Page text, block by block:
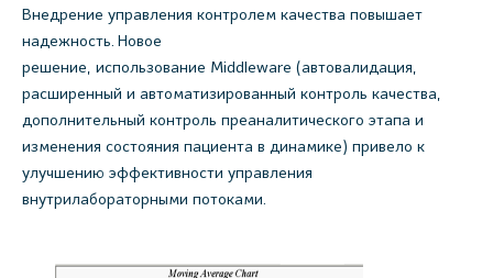
Внедрение управления контролем качества повышает
надежность. Новое
решение, использование Middleware (автовалидация,
расширенный и автоматизированный контроль качества,
дополнительный контроль преаналитического этапа и
изменения состояния пациента в динамике) привело к
улучшению эффективности управления
внутрилабораторными потоками.